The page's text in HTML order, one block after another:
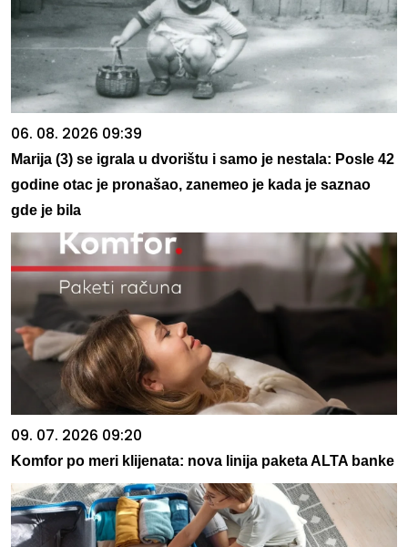
06. 08. 2026 09:39
Marija (3) se igrala u dvorištu i samo je nestala: Posle 42
godine otac je pronašao, zanemeo je kada je saznao
gde je bila
09. 07. 2026 09:20
Komfor po meri klijenata: nova linija paketa ALTA banke